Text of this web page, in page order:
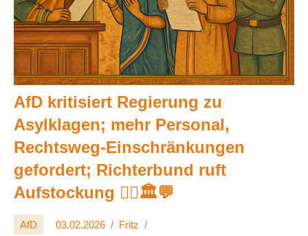
AfD kritisiert Regierung zu
Asylklagen; mehr Personal,
Rechtsweg-Einschränkungen
gefordert; Richterbund ruft
Aufstockung 🧑‍⚖️🏛️💬
AfD 03.02.2026 Fritz